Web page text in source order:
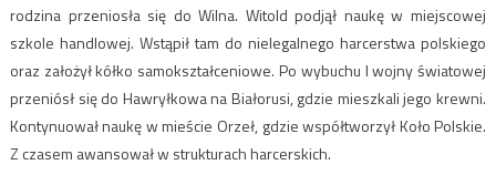
rodzina przeniosła się do Wilna. Witold podjął naukę w miejscowej
szkole handlowej. Wstąpił tam do nielegalnego harcerstwa polskiego
oraz założył kółko samokształceniowe. Po wybuchu I wojny światowej
przeniósł się do Hawryłkowa na Białorusi, gdzie mieszkali jego krewni.
Kontynuował naukę w mieście Orzeł, gdzie współtworzył Koło Polskie.
Z czasem awansował w strukturach harcerskich.